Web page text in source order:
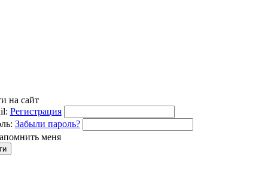
на сайт
Регистрация
Забыли пароль?
меня